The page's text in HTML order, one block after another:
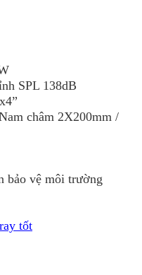
SPL 138dB
châm 2X200mm /
bảo vệ môi trường